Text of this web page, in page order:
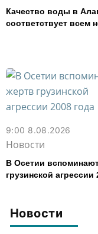
Новости
Качество воды в
соответствует всем
9:00 8.08.2026
Новости
В Осетии
грузинской агрессии